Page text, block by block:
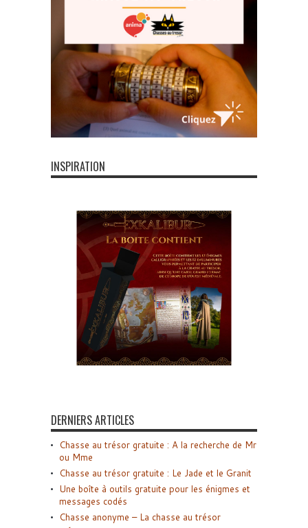
INSPIRATION
DERNIERS ARTICLES
Chasse au trésor gratuite : A la recherche de Mr
ou Mme
Chasse au trésor gratuite : Le Jade et le Granit
Une boîte à outils gratuite pour les énigmes et
messages codés
Chasse anonyme – La chasse au trésor